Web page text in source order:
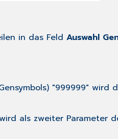
in das Feld Auswahl
"999999" wird
als zweiter Parameter